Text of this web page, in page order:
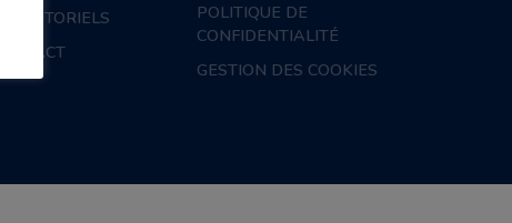
LES TUTORIELS
CONTACT
POLITIQUE DE
CONFIDENTIALITÉ
GESTION DES COOKIES